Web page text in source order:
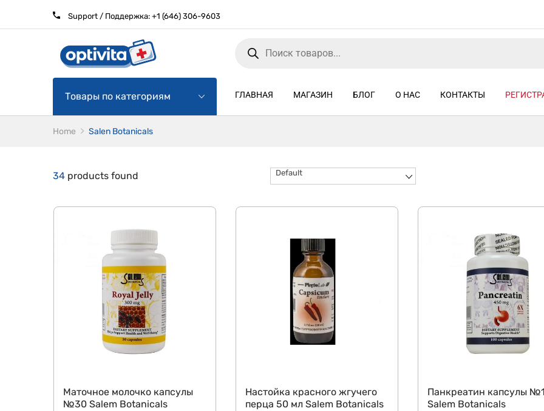
Support / Поддержка: +1 (646) 306-9603
Товары по категориям ГЛАВНАЯ МАГАЗИН БЛОГ О НАС КОНТАКТЫ
Home Salen Botanicals
34 products found Default
Маточное молочко капсулы
№30 Salem Botanicals
Настойка красного жгучего
перца 50 мл Salem Botanicals
Панкреатин капсулы
Salem Botanicals